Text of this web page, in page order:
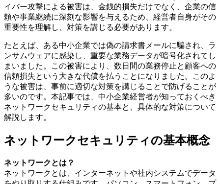
イバー攻撃による被害は、金銭的損失だけでなく、企業の信
頼や事業継続に深刻な影響を与えるため、経営者自身がその
重要性を理解し、対策を講じる必要があります。
たとえば、ある中小企業では偽の請求書メールに騙され、ラ
ンサムウェアに感染し、重要な業務データが暗号化されてし
まいました。この被害により、数日間の業務停止と顧客への
信頼損失という大きな代償を払うことになりました。このよ
うな被害は、事前に適切な対策を講じることで防げることが
多いのです。本記事では、中小企業経営者が知っておくべき
ネットワークセキュリティの基本と、具体的な対策について
解説します。
ネットワークセキュリティの基本概念
ネットワークとは？
ネットワークとは、インターネットや社内システムでデータ